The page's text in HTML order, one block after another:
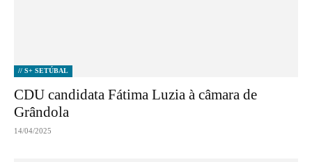
// S+ SETÚBAL
CDU candidata Fátima Luzia à câmara de
Grândola
14/04/2025